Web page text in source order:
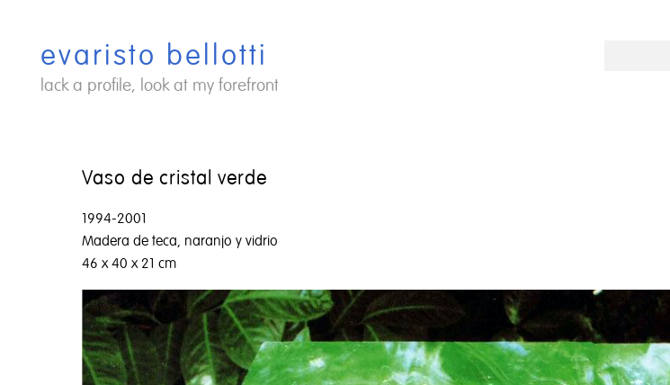
contenidoevaristo bellotti
lack a profile, look at my forefront
Vaso de cristal verde
1994-2001
Madera de teca, naranjo y vidrio
46 x 40 x 21 cm